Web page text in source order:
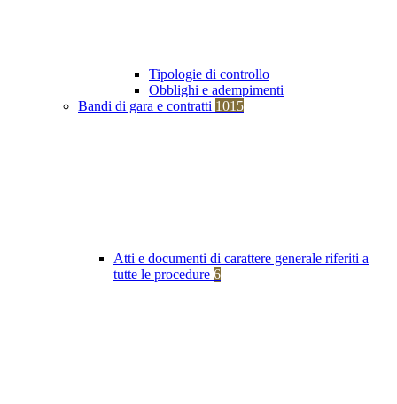
Tipologie di controllo
Obblighi e adempimenti
Bandi di gara e contratti 1015
Atti e documenti di carattere generale riferiti a
tutte le procedure 6